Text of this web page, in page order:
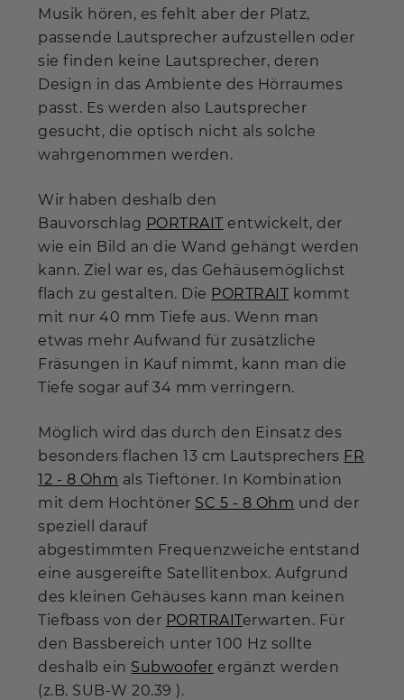
Musik hören, es fehlt aber der Platz,
passende Lautsprecher aufzustellen oder
sie finden keine Lautsprecher, deren
Design in das Ambiente des Hörraumes
passt. Es werden also Lautsprecher
gesucht, die optisch nicht als solche
wahrgenommen werden.
Wir haben deshalb den
Bauvorschlag PORTRAIT entwickelt, der
wie ein Bild an die Wand gehängt werden
kann. Ziel war es, das Gehäusemöglichst
flach zu gestalten. Die PORTRAIT kommt
mit nur 40 mm Tiefe aus. Wenn man
etwas mehr Aufwand für zusätzliche
Fräsungen in Kauf nimmt, kann man die
Tiefe sogar auf 34 mm verringern.
Möglich wird das durch den Einsatz des
besonders flachen 13 cm Lautsprechers FR
12 - 8 Ohm als Tieftöner. In Kombination
mit dem Hochtöner SC 5 - 8 Ohm und der
speziell darauf
abgestimmten Frequenzweiche entstand
eine ausgereifte Satellitenbox. Aufgrund
des kleinen Gehäuses kann man keinen
Tiefbass von der PORTRAITerwarten. Für
den Bassbereich unter 100 Hz sollte
deshalb ein Subwoofer ergänzt werden
(z.B. SUB-W 20.39 ).